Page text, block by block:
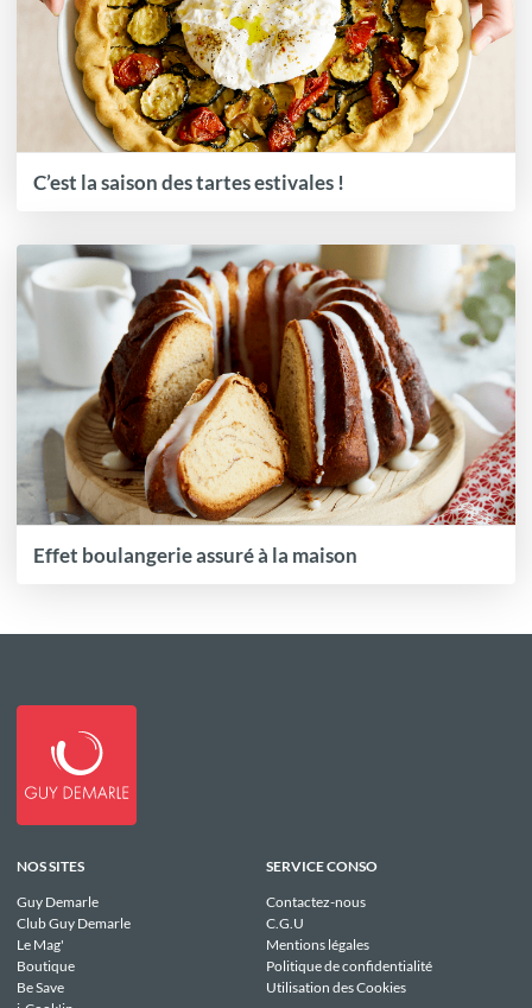
C’est la saison des tartes estivales !
Effet boulangerie assuré à la maison
NOS SITES
Guy Demarle
Club Guy Demarle
Le Mag'
Boutique
Be Save
SERVICE CONSO
Contactez-nous
C.G.U
Mentions légales
Politique de confidentialité
Utilisation des Cookies